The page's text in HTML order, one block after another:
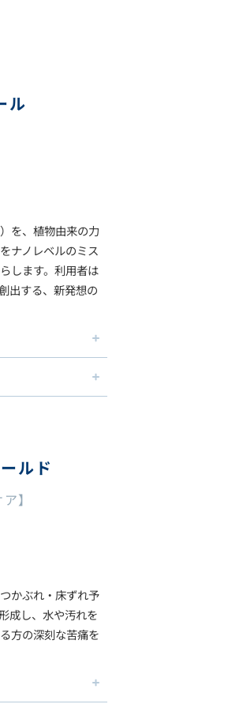
ル
を、植物由来の力
ナノレベルのミス
します。利用者は
出する、新発想の
ルド
】
かぶれ・床ずれ予
成し、水や汚れを
方の深刻な苦痛を